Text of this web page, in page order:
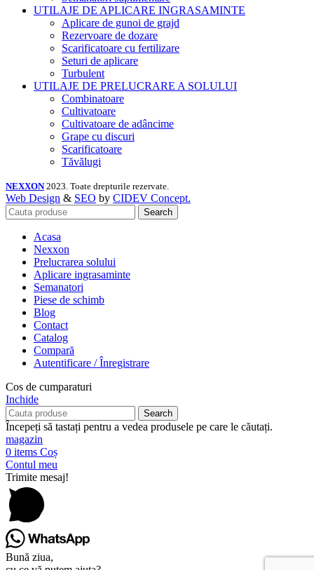
UTILAJE DE APLICARE INGRASAMINTE
Aplicare de gunoi de grajd
Rezervoare de dozare
Scarificatoare cu fertilizare
Seturi de aplicare
Turbulent
UTILAJE DE PRELUCRARE A SOLULUI
Combinatoare
Cultivatoare
Cultivatoare de adâncime
Grape cu discuri
Scarificatoare
Tăvălugi
NEXXON 2023. Toate drepturile rezervate.
Web Design & SEO by CIDEV Concept.
Search
Acasa
Nexxon
Prelucrarea solului
Aplicare ingrasaminte
Semanatori
Piese de schimb
Blog
Contact
Catalog
Compară
Autentificare / Înregistrare
Cos de cumparaturi
Inchide
Search
Începeți să tastați pentru a vedea produsele pe care le căutați.
magazin
0 items Coș
Contul meu
Trimite mesaj!
Bună ziua,